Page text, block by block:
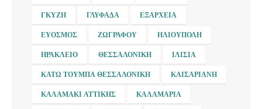
ΓΚΎΖΗ ΓΛΥΦΆΔΑ ΕΞΆΡΧΕΙΑ
ΕΎΟΣΜΟΣ ΖΩΓΡΆΦΟΥ ΗΛΙΟΎΠΟΛΗ
ΗΡΆΚΛΕΙΟ ΘΕΣΣΑΛΟΝΊΚΗ ΙΛΊΣΙΑ
ΚΆΤΩ ΤΟΎΜΠΑ ΘΕΣΣΑΛΟΝΊΚΗ ΚΑΙΣΑΡΙΑΝΉ
ΚΑΛΑΜΆΚΙ ΑΤΤΙΚΉΣ ΚΑΛΑΜΑΡΙΆ